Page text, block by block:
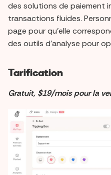
des solutions de paiement
transactions fluides.
page pour qu'elle
des outils d'analyse pour
Tarification
Gratuit, $19/mois pour la